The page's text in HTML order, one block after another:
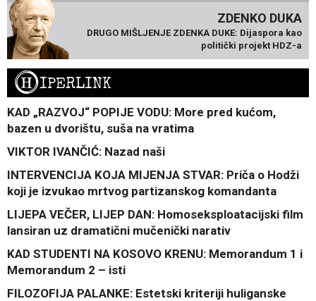
ZDENKO DUKA
DRUGO MIŠLJENJE ZDENKA DUKE: Dijaspora kao
politički projekt HDZ-a
HIPERLINK
KAD „RAZVOJ“ POPIJE VODU: More pred kućom,
bazen u dvorištu, suša na vratima
VIKTOR IVANČIĆ: Nazad naši
INTERVENCIJA KOJA MIJENJA STVAR: Priča o Hodži
koji je izvukao mrtvog partizanskog komandanta
LIJEPA VEČER, LIJEP DAN: Homoseksploatacijski film
lansiran uz dramatični mučenički narativ
KAD STUDENTI NA KOSOVO KRENU: Memorandum 1 i
Memorandum 2 – isti
FILOZOFIJA PALANKE: Estetski kriteriji huliganske